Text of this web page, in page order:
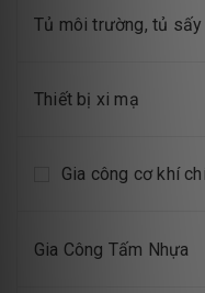
Tủ môi trường, tủ sấy
Thiết bị xi mạ
Gia công cơ khí
Gia Công Tấm Nhựa